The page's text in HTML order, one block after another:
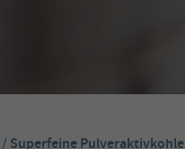
/ Superfeine Pulveraktivkohle